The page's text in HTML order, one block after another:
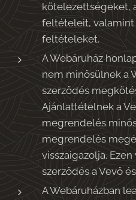
kötelezettségeket,
feltételeit, valamint
feltételeket.
A Webáruház
nem minősülnek a
szerződés
Ajánlattételnek a
megrendelés
megrendelés
visszaigazolja.
szerződés a Vevő
A Webáruházban